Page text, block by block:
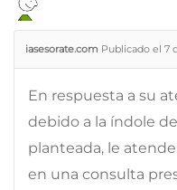
iasesorate.com Publicado el 7
En respuesta a su
debido a la índole
planteada, le
en una consulta